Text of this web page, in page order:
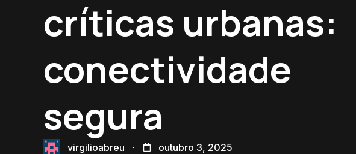
críticas urbanas:
conectividade
segura
virgilioabreu outubro 3, 2025